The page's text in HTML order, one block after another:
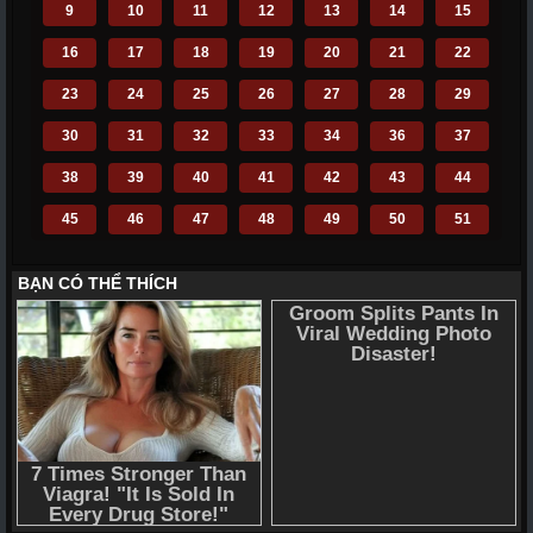
9 10 11 12 13 14 15
16 17 18 19 20 21 22
23 24 25 26 27 28 29
30 31 32 33 34 36 37
38 39 40 41 42 43 44
45 46 47 48 49 50 51
59 60 61 62 63 64 65
66 67 68 69 70 71 72
110 111 112 113
117 119 120
124 125 126
131 132 133